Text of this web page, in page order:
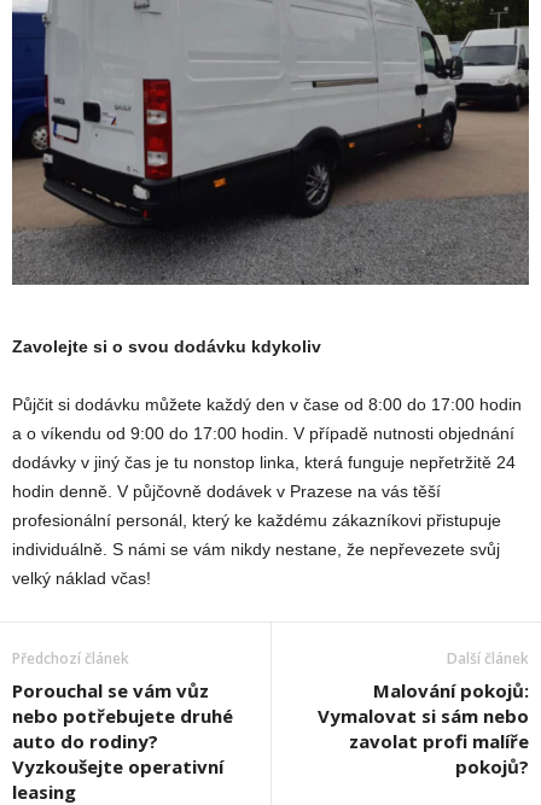
Zavolejte si o svou dodávku kdykoliv
Půjčit si dodávku můžete každý den v čase od 8:00 do 17:00 hodin
a o víkendu od 9:00 do 17:00 hodin. V případě nutnosti objednání
dodávky v jiný čas je tu nonstop linka, která funguje nepřetržitě 24
hodin denně. V půjčovně dodávek v Prazese na vás těší
profesionální personál, který ke každému zákazníkovi přistupuje
individuálně. S námi se vám nikdy nestane, že nepřevezete svůj
velký náklad včas!
Předchozí článek
Porouchal se vám vůz
nebo potřebujete druhé
auto do rodiny?
Vyzkoušejte operativní
leasing
Další článek
Malování pokojů:
Vymalovat si sám nebo
zavolat profi malíře
pokojů?